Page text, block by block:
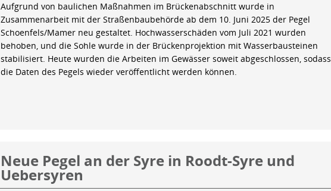
Aufgrund von baulichen Maßnahmen im Brückenabschnitt wurde in
Zusammenarbeit mit der Straßenbaubehörde ab dem 10. Juni 2025 der Pegel
Schoenfels/Mamer neu gestaltet. Hochwasserschäden vom Juli 2021 wurden
behoben, und die Sohle wurde in der Brückenprojektion mit Wasserbausteinen
stabilisiert. Heute wurden die Arbeiten im Gewässer soweit abgeschlossen, sodass
die Daten des Pegels wieder veröffentlicht werden können.
Neue Pegel an der Syre in Roodt-Syre und
Uebersyren